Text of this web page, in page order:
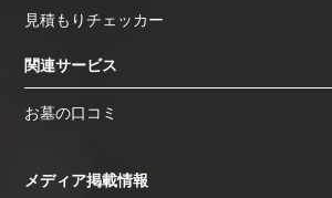
見積もりチェッカー
関連サービス
お墓の口コミ
メディア掲載情報